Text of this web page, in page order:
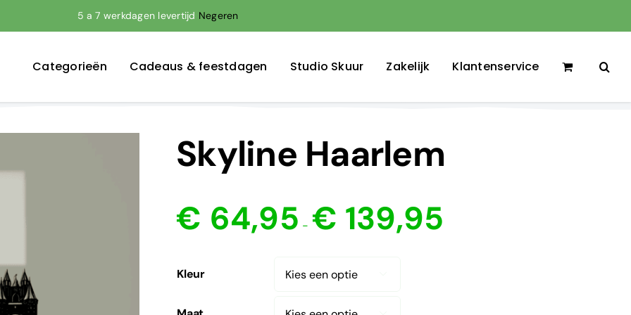
5 a 7 werkdagen levertijd Negeren
Categorieën Cadeaus & feestdagen Studio Skuur Zakelijk Klantenservice
Skyline Haarlem
€ 64,95 - € 139,95
Kleur